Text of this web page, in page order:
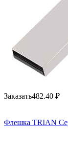
Заказать482.40 ₽
Флешка TRIAN